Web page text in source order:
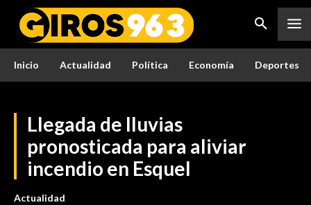
Inicio Actualidad Política Economía Deportes
Llegada de lluvias
pronosticada para aliviar
incendio en Esquel
Actualidad